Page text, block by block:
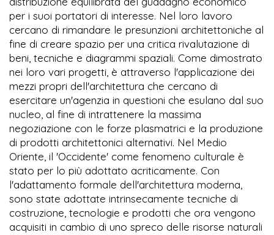
per i suoi portatori di interesse. Nel loro lavoro
cercano di rimandare le presunzioni architettoniche al
fine di creare spazio per una critica rivalutazione di
beni, tecniche e diagrammi spaziali. Come dimostrato
nei loro vari progetti, è attraverso l'applicazione dei
mezzi propri dell'architettura che cercano di
esercitare un'agenzia in questioni che esulano dal suo
nucleo, al fine di intrattenere la massima
negoziazione con le forze plasmatrici e la produzione
di prodotti architettonici alternativi. Nel Medio
Oriente, il 'Occidente' come fenomeno culturale è
stato per lo più adottato acriticamente. Con
l'adattamento formale dell'architettura moderna,
sono state adottate intrinsecamente tecniche di
costruzione, tecnologie e prodotti che ora vengono
acquisiti in cambio di uno spreco delle risorse naturali